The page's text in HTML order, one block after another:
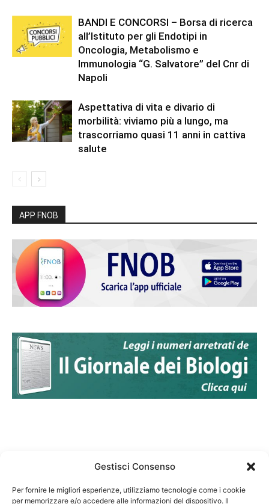
Gestisci Consenso
Per fornire le migliori esperienze, utilizziamo tecnologie come i cookie
per memorizzare e/o accedere alle informazioni del dispositivo. Il
BANDI E CONCORSI – Borsa di ricerca
all’Istituto per gli Endotipi in
Oncologia, Metabolismo e
Immunologia “G. Salvatore” del Cnr di
Napoli
Aspettativa di vita e divario di
morbilità: viviamo più a lungo, ma
trascorriamo quasi 11 anni in cattiva
salute
APP FNOB